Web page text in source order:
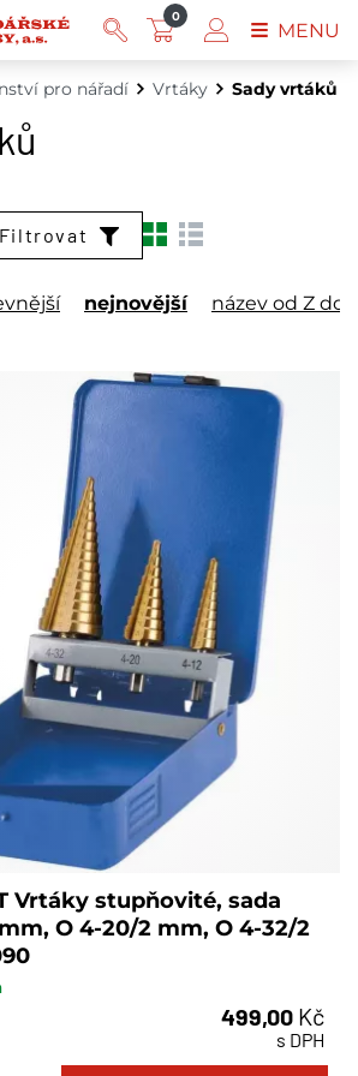
pro nářadí Vrtáky Sady vrtáků
Filtrovat
nejnovější název od Z do
Vrtáky stupňovité, sada
O 4-20/2 mm, O 4-32/2
499,00 Kč
s DPH
0
MENU